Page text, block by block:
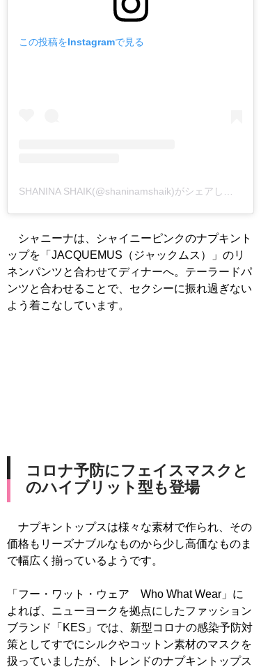
この投稿をInstagramで見る
SHANINA SHAIK(@shaninamshaik)がシェアした投稿
シャニーナは、シャイニーピンクのナプキント
ップを「JACQUEMUS（ジャックムス）」のリ
ネンパンツと合わせてディナーへ。テーラードパ
ンツと合わせることで、セクシーに振れ過ぎない
よう着こなしています。
コロナ予防にフェイスマスクと
のハイブリット型も登場
ナプキントップスは様々な素材で作られ、その
価格もリーズナブルなものから少し高価なものま
で幅広く揃っているようです。
「フー・ワット・ウェア Who What Wear」に
よれば、ニューヨークを拠点にしたファッション
ブランド「KES」では、新型コロナの感染予防対
策としてすでにシルクやコットン素材のマスクを
扱っていましたが、トレンドのナプキントップス